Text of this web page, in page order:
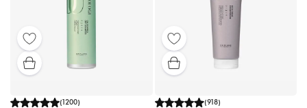
(1200)
(918)